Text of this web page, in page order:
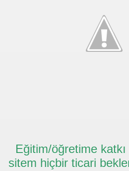
Eğitim/öğretime katkı
sitem hiçbir ticari